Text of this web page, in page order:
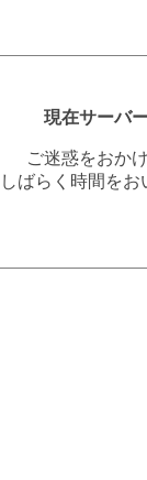
現在サーバ
ご迷惑をおか
しばらく時間を